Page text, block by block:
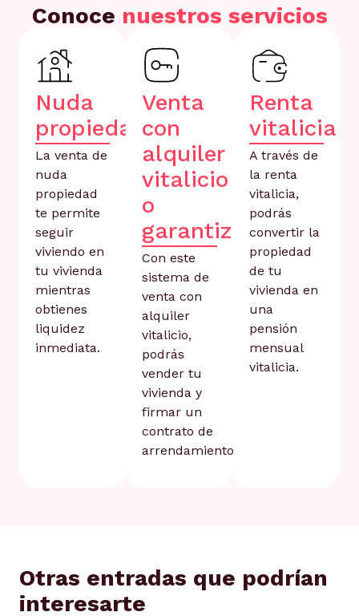
Conoce nuestros servicios
Nuda
propiedad
La venta de
nuda
propiedad
te permite
seguir
viviendo en
tu vivienda
mientras
obtienes
liquidez
inmediata.
Venta
con
alquiler
vitalicio
o
garantizado
Con este
sistema de
venta con
alquiler
vitalicio,
podrás
vender tu
vivienda y
firmar un
contrato de
arrendamiento.
Renta
vitalicia
A través de
la renta
vitalicia,
podrás
convertir la
propiedad
de tu
vivienda en
una
pensión
mensual
vitalicia.
Otras entradas que podrían
interesarte